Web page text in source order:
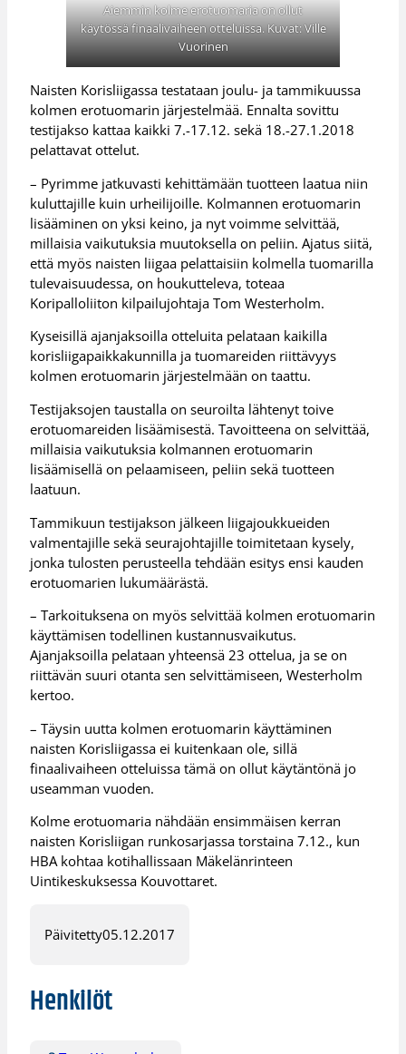
Aiemmin kolme erotuomaria on ollut
käytössä finaalivaiheen otteluissa. Kuvat: Ville
Vuorinen
Naisten Korisliigassa testataan joulu- ja tammikuussa
kolmen erotuomarin järjestelmää. Ennalta sovittu
testijakso kattaa kaikki 7.-17.12. sekä 18.-27.1.2018
pelattavat ottelut.
– Pyrimme jatkuvasti kehittämään tuotteen laatua niin
kuluttajille kuin urheilijoille. Kolmannen erotuomarin
lisääminen on yksi keino, ja nyt voimme selvittää,
millaisia vaikutuksia muutoksella on peliin. Ajatus siitä,
että myös naisten liigaa pelattaisiin kolmella tuomarilla
tulevaisuudessa, on houkutteleva, toteaa
Koripalloliiton kilpailujohtaja Tom Westerholm.
Kyseisillä ajanjaksoilla otteluita pelataan kaikilla
korisliigapaikkakunnilla ja tuomareiden riittävyys
kolmen erotuomarin järjestelmään on taattu.
Testijaksojen taustalla on seuroilta lähtenyt toive
erotuomareiden lisäämisestä. Tavoitteena on selvittää,
millaisia vaikutuksia kolmannen erotuomarin
lisäämisellä on pelaamiseen, peliin sekä tuotteen
laatuun.
Tammikuun testijakson jälkeen liigajoukkueiden
valmentajille sekä seurajohtajille toimitetaan kysely,
jonka tulosten perusteella tehdään esitys ensi kauden
erotuomarien lukumäärästä.
– Tarkoituksena on myös selvittää kolmen erotuomarin
käyttämisen todellinen kustannusvaikutus.
Ajanjaksoilla pelataan yhteensä 23 ottelua, ja se on
riittävän suuri otanta sen selvittämiseen, Westerholm
kertoo.
– Täysin uutta kolmen erotuomarin käyttäminen
naisten Korisliigassa ei kuitenkaan ole, sillä
finaalivaiheen otteluissa tämä on ollut käytäntönä jo
useamman vuoden.
Kolme erotuomaria nähdään ensimmäisen kerran
naisten Korisliigan runkosarjassa torstaina 7.12., kun
HBA kohtaa kotihallissaan Mäkelänrinteen
Uintikeskuksessa Kouvottaret.
Päivitetty05.12.2017
Henkilöt